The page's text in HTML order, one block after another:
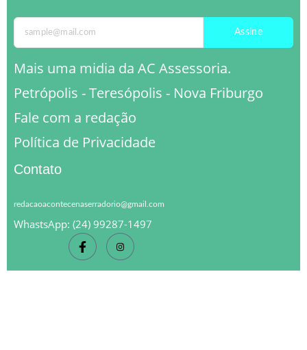
Assine
Mais uma midia da AC Assessoria.
Petrópolis - Teresópolis - Nova Friburgo
Fale com a redação
Política de Privacidade
Contato
redacaoacontecenaserradorio@gmail.com
WhastsApp: (24) 99287-1497